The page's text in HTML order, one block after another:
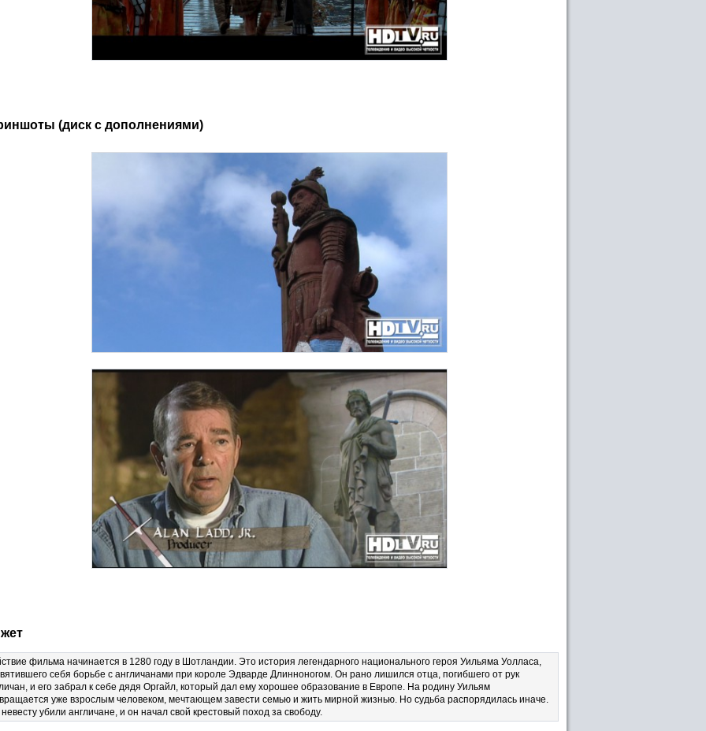
(диск с дополнениями)
фильма начинается в 1280 году в Шотландии. Это история легендарного национального героя Уильяма Уолласа,
себя борьбе с англичанами при короле Эдварде Длинноногом. Он рано лишился отца, погибшего от рук
и его забрал к себе дядя Оргайл, который дал ему хорошее образование в Европе. На родину Уильям
уже взрослым человеком, мечтающем завести семью и жить мирной жизнью. Но судьба распорядилась иначе.
невесту убили англичане, и он начал свой крестовый поход за свободу.